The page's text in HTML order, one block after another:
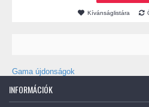
Kívánságlistára
Gama újdonságok
INFORMÁCIÓK